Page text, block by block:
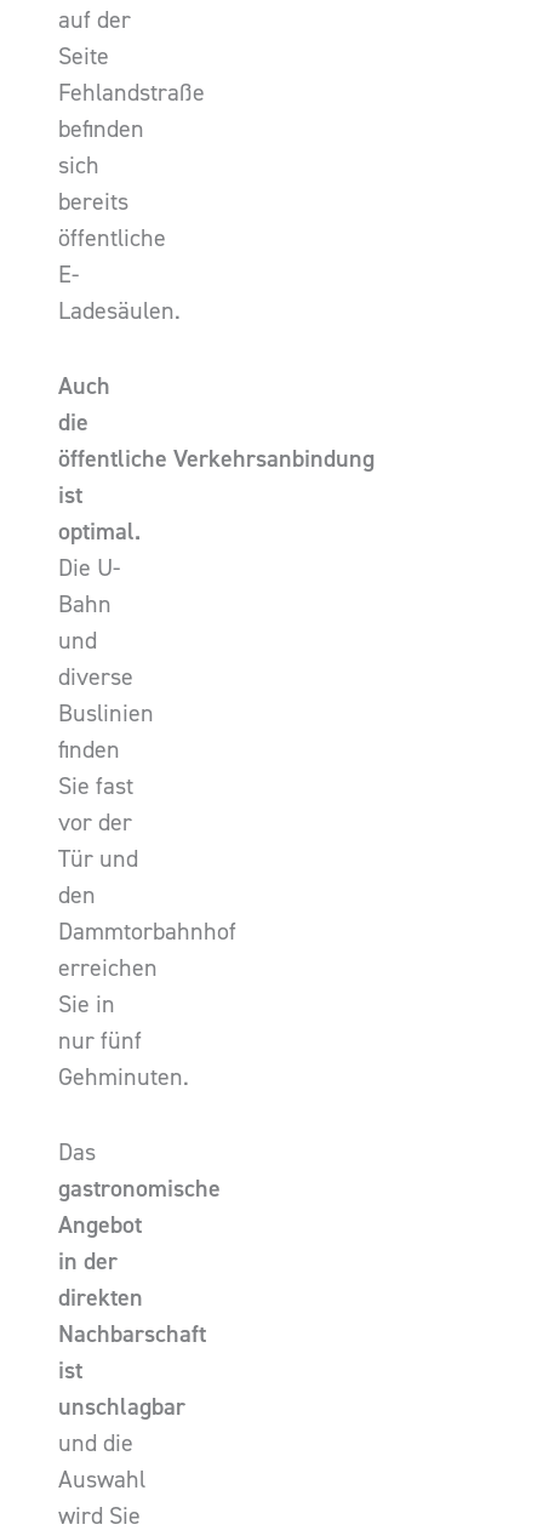
auf der
Seite
Fehlandstraße
befinden
sich
bereits
öffentliche
E-
Ladesäulen.
Auch
die
öffentliche Verkehrsanbindung
ist
optimal.
Die U-
Bahn
und
diverse
Buslinien
finden
Sie fast
vor der
Tür und
den
Dammtorbahnhof
erreichen
Sie in
nur fünf
Gehminuten.
Das
gastronomische
Angebot
in der
direkten
Nachbarschaft
ist
unschlagbar
und die
Auswahl
wird Sie